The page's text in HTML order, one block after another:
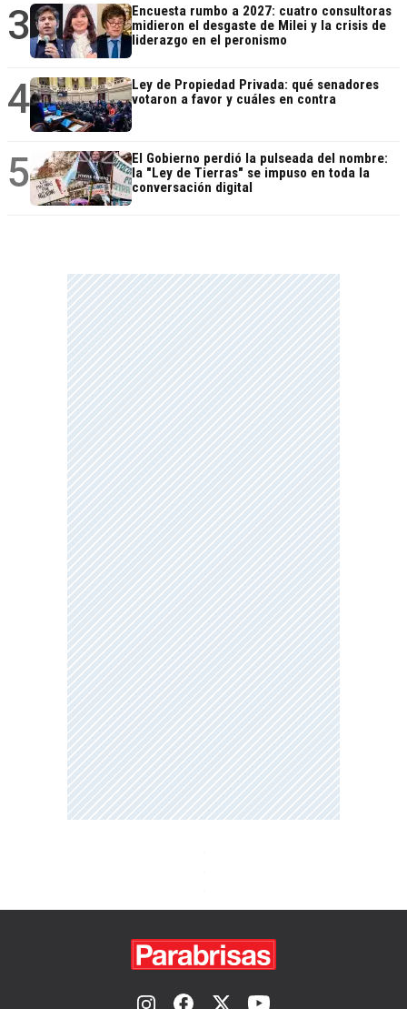
3
Encuesta rumbo a 2027: cuatro consultoras
midieron el desgaste de Milei y la crisis de
liderazgo en el peronismo
4
Ley de Propiedad Privada: qué senadores
votaron a favor y cuáles en contra
5
El Gobierno perdió la pulseada del nombre:
la "Ley de Tierras" se impuso en toda la
conversación digital